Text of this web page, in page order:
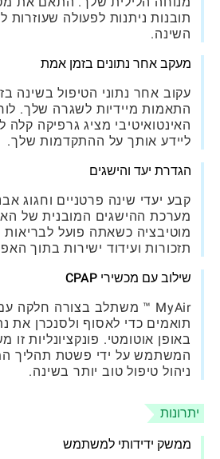
תובנות ניתנות לפעולה
השינה.
מעקב אחר נתונים בזמן אמת
עקוב אחר נתוני הטיפול בשינה
התאמות מיידיות לשגרה שלך.
האינטואיטיבי מציג גרפיקה קלה
ליידע אותך על ההתקדמות שלך.
הגדרת יעד והישגים
קבע יעדי שינה פרטניים וחגוג
מערכת ההישגים המובנית של
מוטיבציה כשאתה פועל
תזכורות ועידוד ישירות בתוך
שילוב עם מכשירי CPAP
תואמים כדי לאסוף ולסנכרן את
באופן אוטומטי. פונקציונליות
המשתמש על ידי פשטת תהליך
ניהול טיפול טוב יותר בשינה.
יתרונות
ממשק ידידותי למשתמש